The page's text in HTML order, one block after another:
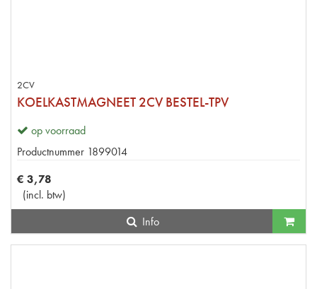
2CV
KOELKASTMAGNEET 2CV BESTEL-TPV
op voorraad
Productnummer 1899014
€ 3,78
(incl. btw)
Info